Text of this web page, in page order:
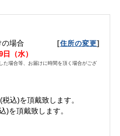
の場合 [住所の変更]
（水）
た場合等、お届けに時間を頂く場合がござ
税込)を頂戴致します。
)を頂戴致します。